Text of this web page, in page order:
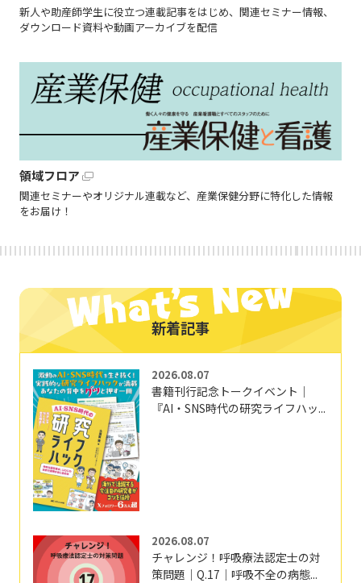
新人や助産師学生に役立つ連載記事をはじめ、関連セミナー情報、
ダウンロード資料や動画アーカイブを配信
領域フロア
関連セミナーやオリジナル連載など、産業保健分野に特化した情報
をお届け！
新着記事
2026.08.07
書籍刊行記念トークイベント｜
『AI・SNS時代の研究ライフハッ...
2026.08.07
チャレンジ！呼吸療法認定士の対
策問題｜Q.17｜呼吸不全の病態...